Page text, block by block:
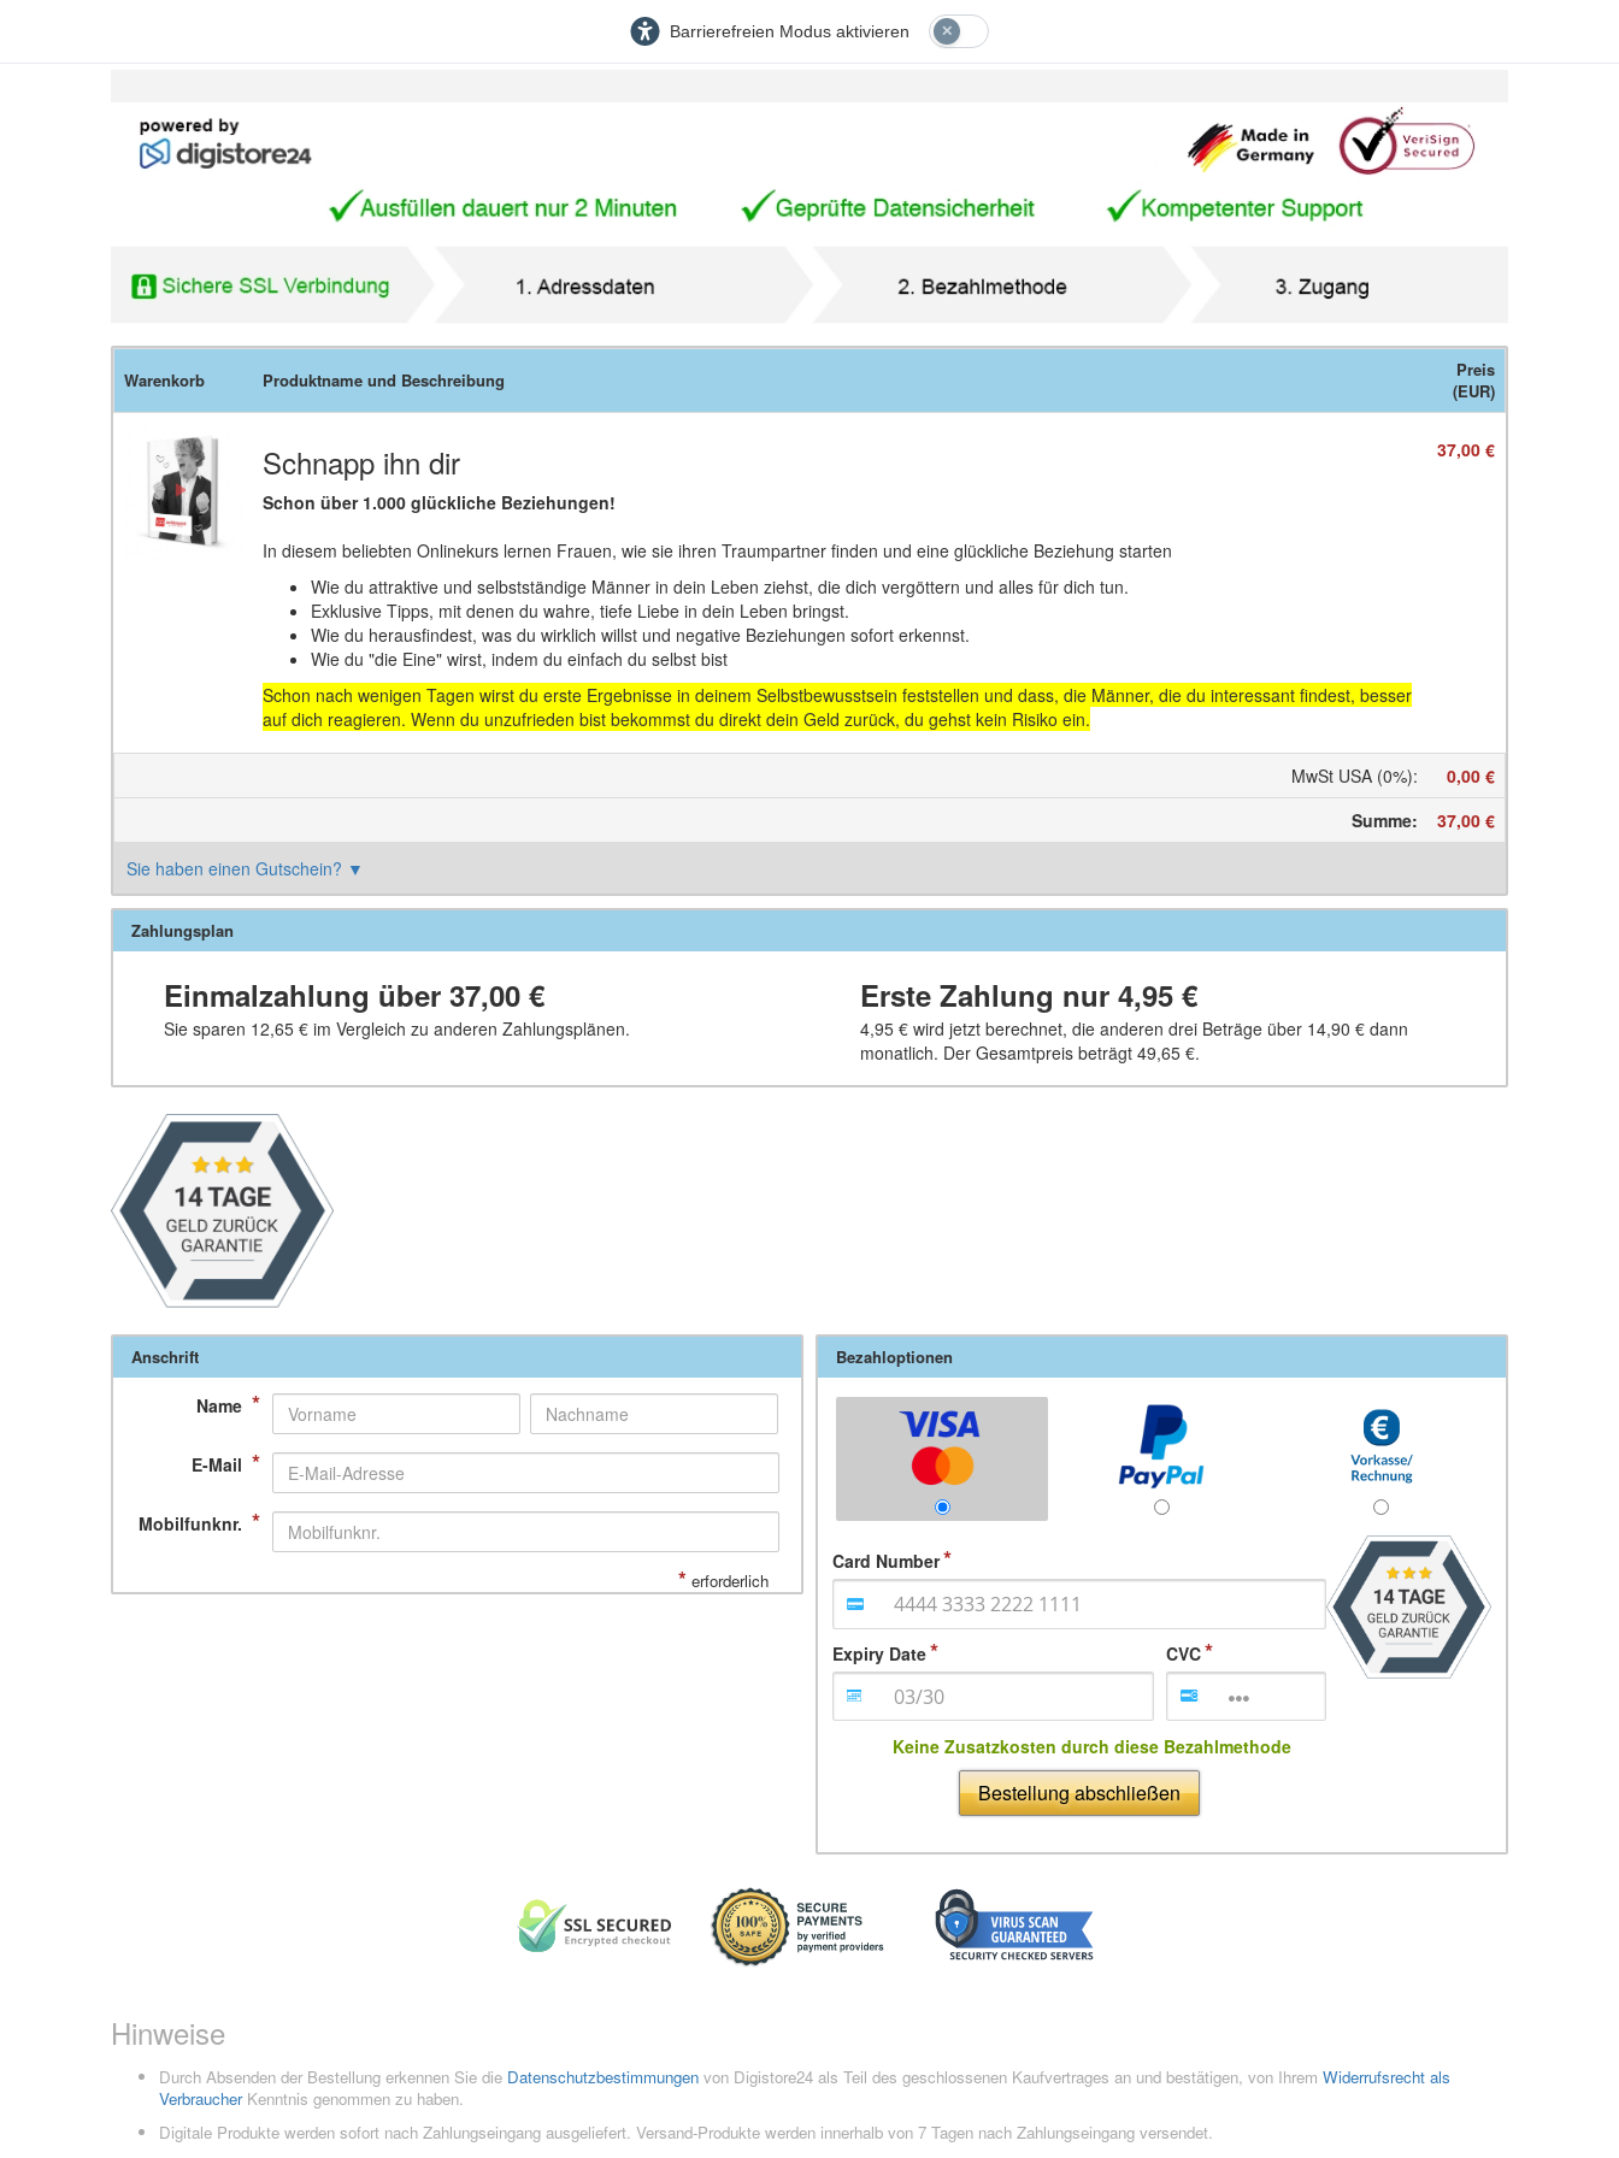
Barrierefreien Modus aktivieren
Warenkorb Produktname und Beschreibung
Preis
(EUR)
Schnapp ihn dir
Schon über 1.000 glückliche Beziehungen!
In diesem beliebten Onlinekurs lernen Frauen, wie sie ihren Traumpartner finden und eine glückliche Beziehung starten
Wie du attraktive und selbstständige Männer in dein Leben ziehst, die dich vergöttern und alles für dich tun.
Exklusive Tipps, mit denen du wahre, tiefe Liebe in dein Leben bringst.
Wie du herausfindest, was du wirklich willst und negative Beziehungen sofort erkennst.
Wie du "die Eine" wirst, indem du einfach du selbst bist
Schon nach wenigen Tagen wirst du erste Ergebnisse in deinem Selbstbewusstsein feststellen und dass, die Männer, die du interessant findest, besser
auf dich reagieren. Wenn du unzufrieden bist bekommst du direkt dein Geld zurück, du gehst kein Risiko ein.
37,00 €
MwSt USA (0%):
0,00 €
Summe:
37,00 €
Sie haben einen Gutschein? ▼
Zahlungsplan
Einmalzahlung über 37,00 €
Sie sparen 12,65 € im Vergleich zu anderen Zahlungsplänen.
Erste Zahlung nur 4,95 €
4,95 € wird jetzt berechnet, die anderen drei Beträge über 14,90 € dann
monatlich. Der Gesamtpreis beträgt 49,65 €.
Anschrift
Name *
E-Mail *
Mobilfunknr. *
* erforderlich
Bezahloptionen
Card Number
Expiry Date CVC
Keine Zusatzkosten durch diese Bezahlmethode
Bestellung abschließen
Hinweise
Durch Absenden der Bestellung erkennen Sie die Datenschutzbestimmungen von Digistore24 als Teil des geschlossenen Kaufvertrages an und bestätigen, von Ihrem Widerrufsrecht als
VerbraucherKenntnis genommen zu haben.
Digitale Produkte werden sofort nach Zahlungseingang ausgeliefert. Versand-Produkte werden innerhalb von 7 Tagen nach Zahlungseingang versendet.